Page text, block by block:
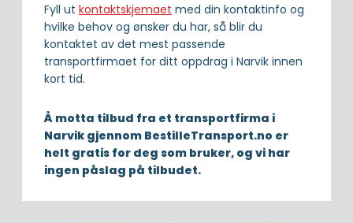
Fyll ut kontaktskjemaet med din kontaktinfo og
hvilke behov og ønsker du har, så blir du
kontaktet av det mest passende
transportfirmaet for ditt oppdrag i Narvik innen
kort tid.
Å motta tilbud fra et transportfirma i
Narvik gjennom BestilleTransport.no er
helt gratis for deg som bruker, og vi har
ingen påslag på tilbudet.